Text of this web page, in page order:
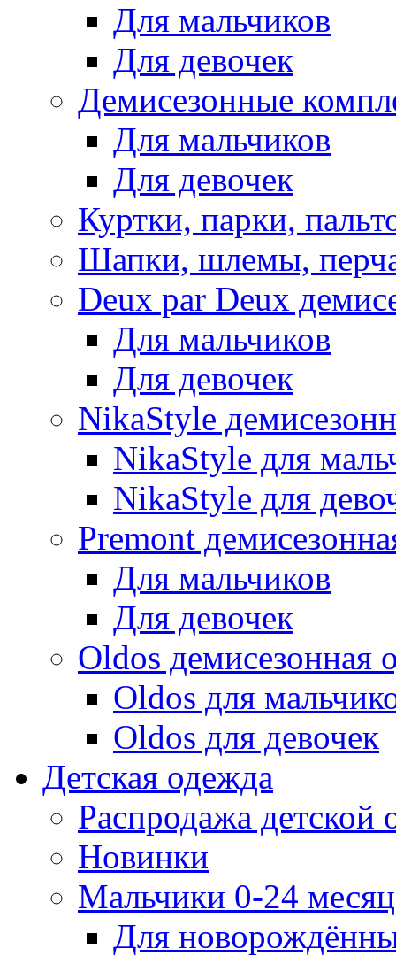
Для мальчиков
Для девочек
Демисезонные
Для мальчиков
Для девочек
Куртки, парки,
Шапки, шлемы,
Deux par Deux
Для мальчиков
Для девочек
NikaStyle
NikaStyle для
NikaStyle для
Premont
Для мальчиков
Для девочек
Oldos демисезонная
Oldos для
Oldos для девочек
Детская одежда
Распродажа детской
Новинки
Мальчики 0-24
Для